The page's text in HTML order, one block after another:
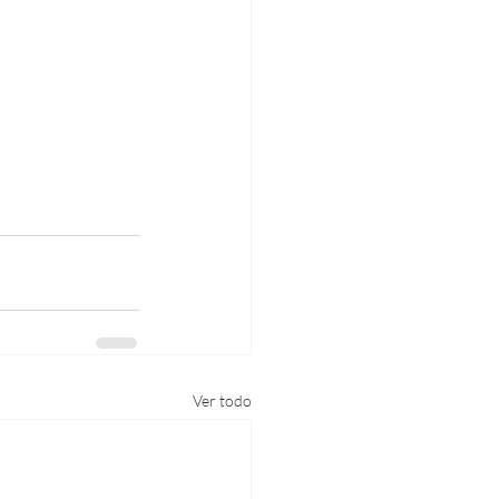
Ver todo